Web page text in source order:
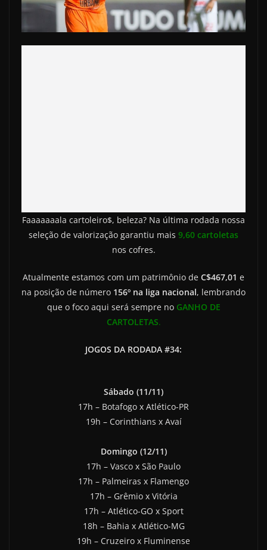
Faaaaaaala cartoleiro$, beleza? Na última rodada nossa
seleção de valorização garantiu mais 9,60 cartoletas
nos cofres.
Atualmente estamos com um patrimônio de C$467,01 e
na posição de número 156º na liga nacional, lembrando
que o foco aqui será sempre no GANHO DE
CARTOLETAS.
JOGOS DA RODADA #34:
Sábado (11/11)
17h – Botafogo x Atlético-PR
19h – Corinthians x Avaí
Domingo (12/11)
17h – Vasco x São Paulo
17h – Palmeiras x Flamengo
17h – Grêmio x Vitória
17h – Atlético-GO x Sport
18h – Bahia x Atlético-MG
19h – Cruzeiro x Fluminense